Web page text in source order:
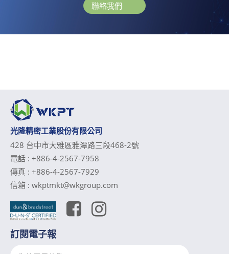
聯絡我們
光隆精密工業股份有限公司
428 台中市大雅區雅潭路三段468-2號
電話 : +886-4-2567-7958
傳真 : +886-4-2567-7929
信箱 : wkptmkt@wkgroup.com
訂閱電子報